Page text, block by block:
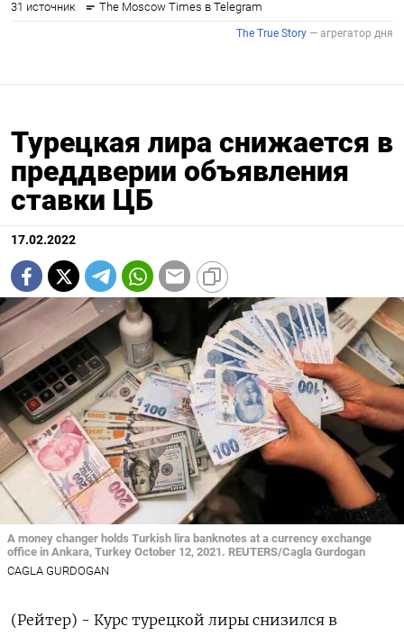
Турецкая лира снижается в
преддверии объявления
ставки ЦБ
17.02.2022
A money changer holds Turkish lira banknotes at a currency exchange
office in Ankara, Turkey October 12, 2021. REUTERS/Cagla Gurdogan
CAGLA GURDOGAN
(Рейтер) - Курс турецкой лиры снизился в